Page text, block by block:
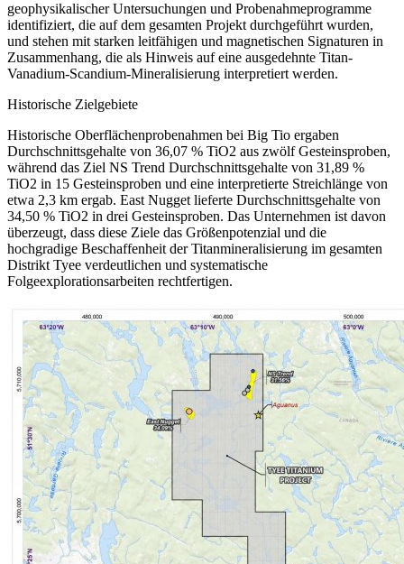
geophysikalischer Untersuchungen und Probenahmeprogramme
identifiziert, die auf dem gesamten Projekt durchgeführt wurden,
und stehen mit starken leitfähigen und magnetischen Signaturen in
Zusammenhang, die als Hinweis auf eine ausgedehnte Titan-
Vanadium-Scandium-Mineralisierung interpretiert werden.
Historische Zielgebiete
Historische Oberflächenprobenahmen bei Big Tio ergaben
Durchschnittsgehalte von 36,07 % TiO2 aus zwölf Gesteinsproben,
während das Ziel NS Trend Durchschnittsgehalte von 31,89 %
TiO2 in 15 Gesteinsproben und eine interpretierte Streichlänge von
etwa 2,3 km ergab. East Nugget lieferte Durchschnittsgehalte von
34,50 % TiO2 in drei Gesteinsproben. Das Unternehmen ist davon
überzeugt, dass diese Ziele das Größenpotenzial und die
hochgradige Beschaffenheit der Titanmineralisierung im gesamten
Distrikt Tyee verdeutlichen und systematische
Folgeexplorationsarbeiten rechtfertigen.